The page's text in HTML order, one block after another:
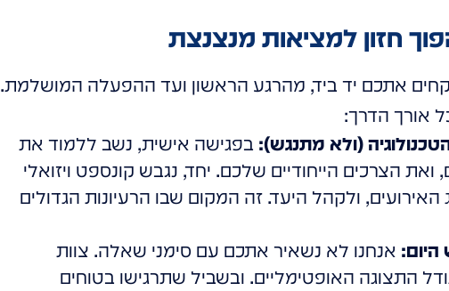
לוקחים אתכם יד ביד, מהרגע הראשון ועד ההפעלה המושלמת.
אורך הדרך:
בפגישה אישית, נשב ללמוד את
הצרכים הייחודיים שלכם. יחד, נגבש קונספט ויזואלי
ולקהל היעד. זה המקום שבו הרעיונות הגדולים
אנחנו לא נשאיר אתכם עם סימני שאלה. צוות
התצוגה האופטימליים. ובשביל שתרגישו בטוחים